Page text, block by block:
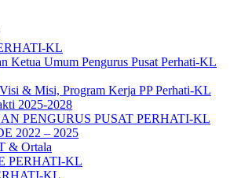
KL
Ketua Umum Pengurus Pusat Perhati-KL
& Misi, Program Kerja PP Perhati-KL
2025-2028
PENGURUS PUSAT PERHATI-KL
2022 – 2025
& Ortala
PERHATI-KL